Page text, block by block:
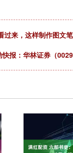
过来，这样制作图文
报：华林证券（